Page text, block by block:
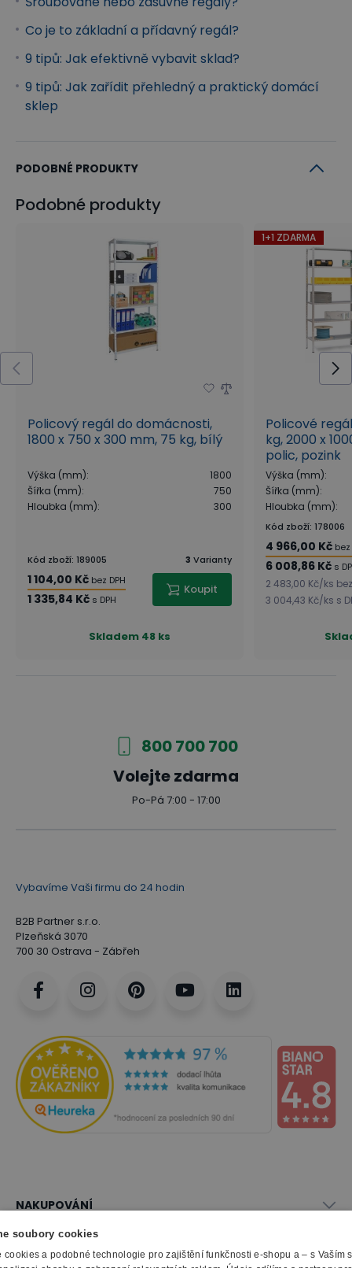
Co je to základní a přídavný regál?
9 tipů: Jak efektivně vybavit sklad?
9 tipů: Jak zařídit přehledný a praktický domácí
sklep
PODOBNÉ PRODUKTY
Podobné produkty
Policový regál do domácnosti,
1800 x 750 x 300 mm, 75 kg, bílý
Výška (mm):
1800
Šířka (mm):
750
Hloubka (mm): 300
Kód zboží: 189005 3 Varianty
1 104,00 Kč bez DPH
1 335,84 Kč s DPH
Koupit
Skladem 48 ks
1+1 ZDARMA
Policové
kg, 2000 x
polic, pozink
Výška (mm):
Šířka (mm):
Hloubka (mm):
Kód zboží: 178006
4 966,00 Kč bez
6 008,86 Kč s
2 483,00 Kč/ks
3 004,43 Kč/ks s
800 700 700
Volejte zdarma
Po-Pá 7:00 - 17:00
Vybavíme Vaši firmu do 24 hodin
B2B Partner s.r.o.
Plzeňská 3070
700 30 Ostrava - Zábřeh
NAKUPOVÁNÍ
Vše o nákupu
Obchodní podmínky
SLUŽBY
soubory cookies
cookies a podobné technologie pro zajištění funkčnosti e-shopu a – s Vaším